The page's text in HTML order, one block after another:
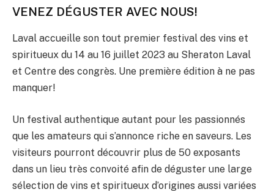
VENEZ DÉGUSTER AVEC NOUS!
Laval accueille son tout premier festival des vins et
spiritueux du 14 au 16 juillet 2023 au Sheraton Laval
et Centre des congrès. Une première édition à ne pas
manquer!
Un festival authentique autant pour les passionnés
que les amateurs qui s’annonce riche en saveurs. Les
visiteurs pourront découvrir plus de 50 exposants
dans un lieu très convoité afin de déguster une large
sélection de vins et spiritueux d’origines aussi variées